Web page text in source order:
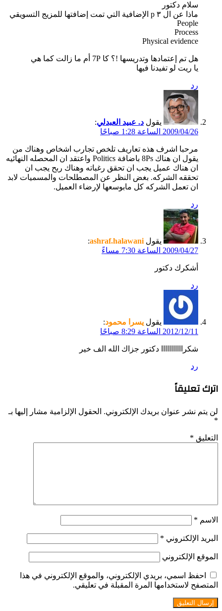
سلام دكتور
ماذا عن ال ٣ p الإضافية التي تمت إضافتها للمزيج التسويقي
People
Process
Physical evidence
هل تم إعتمادها وتدريسها !؟ كا 7P أم ما زالت كما هي
يا ريت لو تفيدنا فيها
رد
يقول د. عبيد العبدلي:
2009/04/26 الساعة 1:28 صباحًا
مرحبا اشرف هذه تعاريف تلخص تجارب اشخاص وهناك من
يقول ان هناك 8Ps باضافة Politics واعتقد ان المحصله النهائيه
ان هناك عميل يجب ان تحقق رغباته وهناك ربح يجب ان
تحققه الشركه. بغض النظر عن المصطلحات والمسميات لابد
ان تعمل الشركه كل مابوسعها لإرضاء العميل.
رد
يقول ashraf.halawani
:
2009/04/27 الساعة 7:30 مساءً
أشكرك دكتور
رد
يقول يسرا محمود:
2012/12/11 الساعة 8:29 صباحًا
شكرااااااااااا دكتور جزاك الله الف خير
رد
اترك تعليقاً
لن يتم نشر عنوان بريدك الإلكتروني. الحقول الإلزامية مشار إليها بـ
*
التعليق *
الاسم *
البريد الإلكتروني *
الموقع الإلكتروني
احفظ اسمي، بريدي الإلكتروني، والموقع الإلكتروني في هذا
المتصفح لاستخدامها المرة المقبلة في تعليقي.